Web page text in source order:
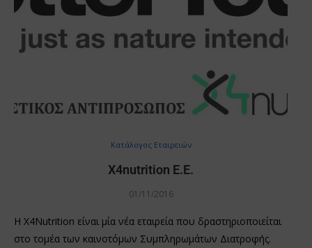
Κατάλογος Εταιρειών
X4nutrition E.E.
01/11/2016
Η X4Nutrition είναι μία νέα εταιρεία που δραστηριοποιείται
στο τομέα των καινοτόμων Συμπληρωμάτων Διατροφής.